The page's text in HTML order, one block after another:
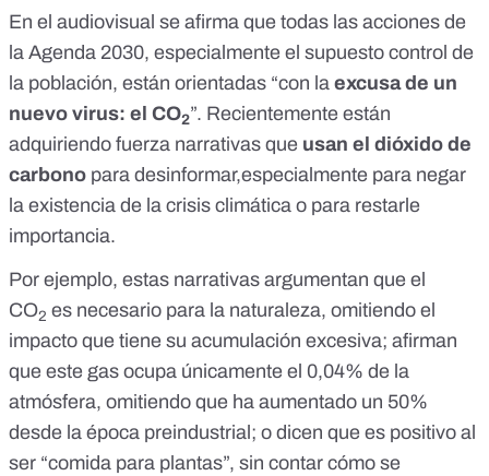
En el audiovisual se afirma que todas las acciones de
la Agenda 2030, especialmente el supuesto control de
la población, están orientadas “con la excusa de un
nuevo virus: el CO2”. Recientemente están
adquiriendo fuerza narrativas que usan el dióxido de
carbono para desinformar,especialmente para negar
la existencia de la crisis climática o para restarle
importancia.
Por ejemplo, estas narrativas argumentan que el
CO2 es necesario para la naturaleza, omitiendo el
impacto que tiene su acumulación excesiva; afirman
que este gas ocupa únicamente el 0,04% de la
atmósfera, omitiendo que ha aumentado un 50%
desde la época preindustrial; o dicen que es positivo al
ser “comida para plantas”, sin contar cómo se